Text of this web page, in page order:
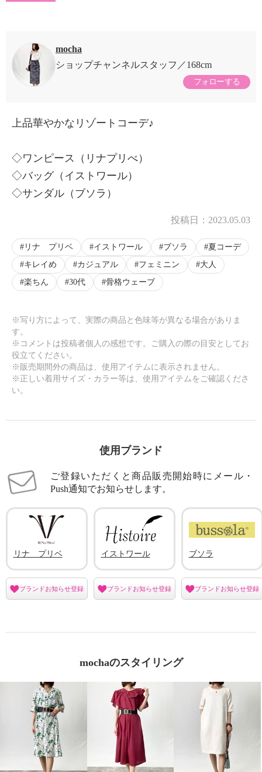
mocha
ショップチャンネルスタッフ
168cm
フォローする
上品華やかなリゾートコーデ♪
◇ワンピース（リナプリべ）
◇バッグ（イストワール）
◇サンダル（ブソラ）
投稿日： 2023.05.03
リナ プリベ イストワール ブソラ
夏コーデ
キレイめ
カジュアル フェミニン
大人
楽ちん
30代 骨格ウェーブ
※写り方によって、実際の商品と色味等が異なる場合がありま
す。
※コメントは投稿者個人の感想です。ご購入の際の目安としてお
役立てください。
※販売期間外の商品は、使用アイテムに表示されません。
※正しい着用サイズ・カラー等は、使用アイテムをご確認くださ
い。
使用ブランド
ご登録いただくと商品販売開始時にメール・
Push通知でお知らせします。
リナ プリベ
ブランドお知らせ登録
イストワール
ブランドお知らせ登録
ブソラ
ブランドお知らせ登録
mochaのスタイリング